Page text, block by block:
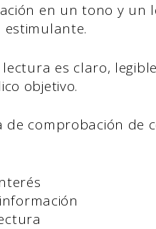
en un tono y un
es claro,
objetivo.
de comprobación de